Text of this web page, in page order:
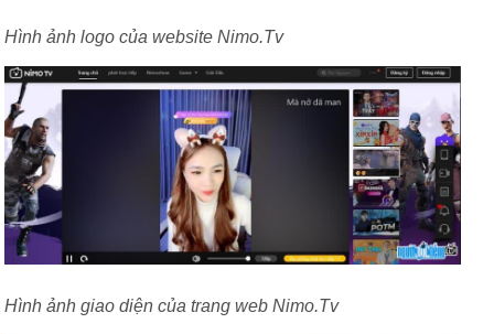
Hình ảnh logo của website Nimo.Tv
Hình ảnh giao diện của trang web Nimo.Tv